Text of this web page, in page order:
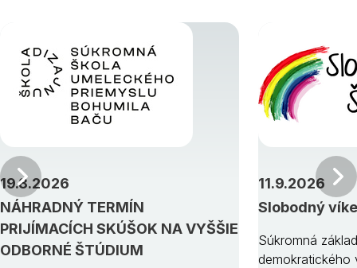
NÁHRADNÝ TERMÍN
PRIJÍMACÍCH SKÚŠOK NA VYŠŠIE
ODBORNÉ ŠTÚDIUM
19.8.2026
Slobodný
11.9.2026
Súkromná
demokratického
Predchádzajúci